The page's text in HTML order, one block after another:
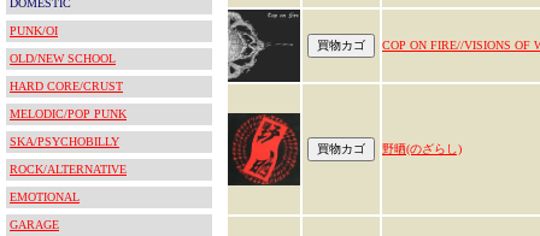
DOMESTIC
PUNK/OI
OLD/NEW SCHOOL
HARD CORE/CRUST
MELODIC/POP PUNK
SKA/PSYCHOBILLY
ROCK/ALTERNATIVE
EMOTIONAL
GARAGE
COP ON FIRE//VISIONS OF
野晒(のざらし)